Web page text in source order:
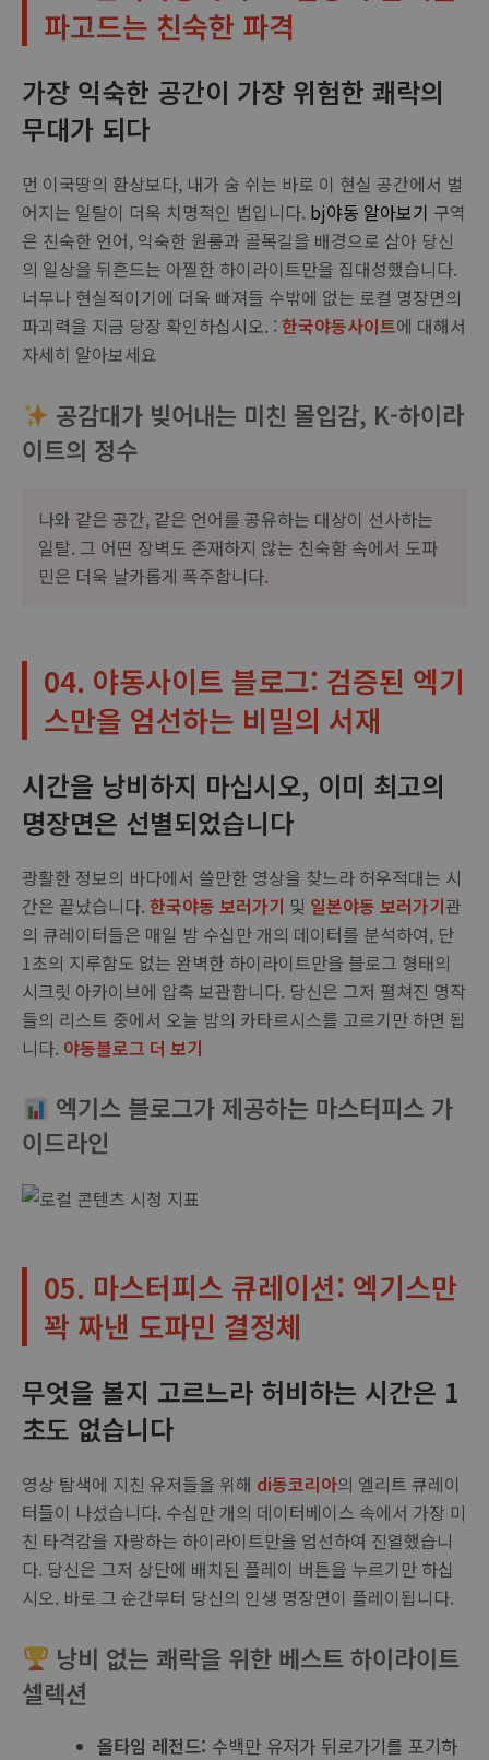
파고드는 친숙한 파격
가장 익숙한 공간이 가장 위험한 쾌락의
무대가 되다
먼 이국땅의 환상보다, 내가 숨 쉬는 바로 이 현실 공간에서 벌
어지는 일탈이 더욱 치명적인 법입니다. bj야동 알아보기 구역
은 친숙한 언어, 익숙한 원룸과 골목길을 배경으로 삼아 당신
의 일상을 뒤흔드는 아찔한 하이라이트만을 집대성했습니다.
너무나 현실적이기에 더욱 빠져들 수밖에 없는 로컬 명장면의
파괴력을 지금 당장 확인하십시오. : 한국야동사이트에 대해서
자세히 알아보세요
공감대가 빚어내는 미친 몰입감, K-하이라
이트의 정수
나와 같은 공간, 같은 언어를 공유하는 대상이 선사하는
일탈. 그 어떤 장벽도 존재하지 않는 친숙함 속에서 도파
민은 더욱 날카롭게 폭주합니다.
04. 야동사이트 블로그: 검증된 엑기
스만을 엄선하는 비밀의 서재
시간을 낭비하지 마십시오, 이미 최고의
명장면은 선별되었습니다
광활한 정보의 바다에서 쓸만한 영상을 찾느라 허우적대는 시
간은 끝났습니다. 한국야동 보러가기 및 일본야동 보러가기관
의 큐레이터들은 매일 밤 수십만 개의 데이터를 분석하여, 단
1초의 지루함도 없는 완벽한 하이라이트만을 블로그 형태의
시크릿 아카이브에 압축 보관합니다. 당신은 그저 펼쳐진 명작
들의 리스트 중에서 오늘 밤의 카타르시스를 고르기만 하면 됩
니다. 야동블로그 더 보기
엑기스 블로그가 제공하는 마스터피스 가
이드라인
05. 마스터피스 큐레이션: 엑기스만
꽉 짜낸 도파민 결정체
무엇을 볼지 고르느라 허비하는 시간은 1
초도 없습니다
영상 탐색에 지친 유저들을 위해 di동코리아의 엘리트 큐레이
터들이 나섰습니다. 수십만 개의 데이터베이스 속에서 가장 미
친 타격감을 자랑하는 하이라이트만을 엄선하여 진열했습니
다. 당신은 그저 상단에 배치된 플레이 버튼을 누르기만 하십
시오. 바로 그 순간부터 당신의 인생 명장면이 플레이됩니다.
낭비 없는 쾌락을 위한 베스트 하이라이트
셀렉션
올타임 레전드: 수백만 유저가 뒤로가기를 포기하